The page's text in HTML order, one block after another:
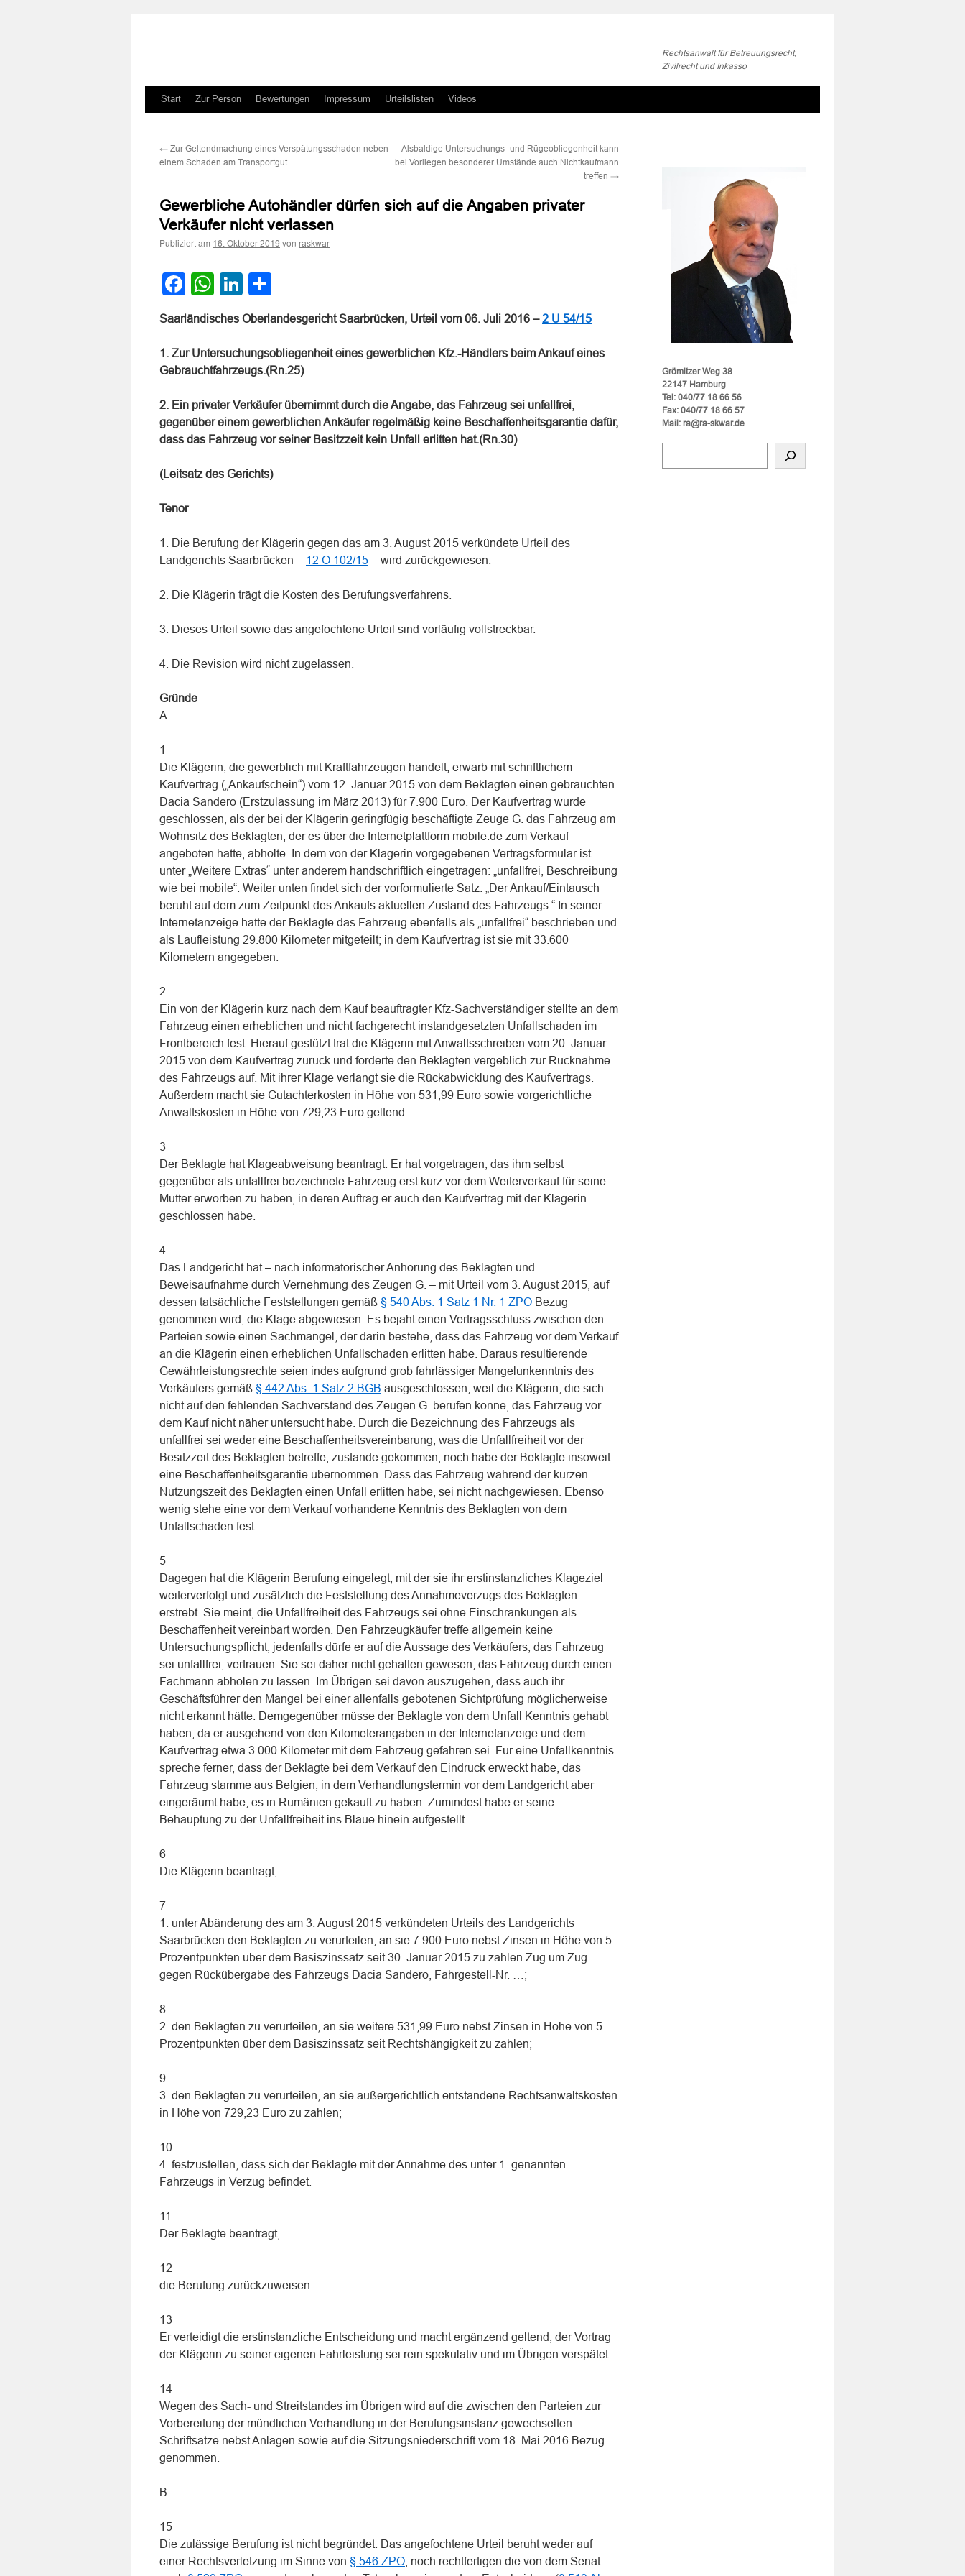
Rechtsanwalt für Betreuungsrecht,
Zivilrecht und Inkasso
Zum
springen
Start Zur Person Bewertungen Impressum Urteilslisten Videos
← Zur Geltendmachung eines Verspätungsschaden neben
einem Schaden am Transportgut
Alsbaldige Untersuchungs- und Rügeobliegenheit kann
bei Vorliegen besonderer Umstände auch Nichtkaufmann
treffen →
Gewerbliche Autohändler dürfen sich auf die Angaben privater
Verkäufer nicht verlassen
Publiziert am 16. Oktober 2019 von raskwar
Facebook
WhatsApp
LinkedIn
Saarländisches Oberlandesgericht Saarbrücken, Urteil vom 06. Juli 2016 –2 U 54/15
1. Zur Untersuchungsobliegenheit eines gewerblichen Kfz.-Händlers beim Ankauf eines
Gebrauchtfahrzeugs.(Rn.25)
2. Ein privater Verkäufer übernimmt durch die Angabe, das Fahrzeug sei unfallfrei,
gegenüber einem gewerblichen Ankäufer regelmäßig keine Beschaffenheitsgarantie dafür,
dass das Fahrzeug vor seiner Besitzzeit kein Unfall erlitten hat.(Rn.30)
(Leitsatz des Gerichts)
Tenor
1. Die Berufung der Klägerin gegen das am 3. August 2015 verkündete Urteil des
Landgerichts Saarbrücken – 12 O 102/15 – wird zurückgewiesen.
2. Die Klägerin trägt die Kosten des Berufungsverfahrens.
3. Dieses Urteil sowie das angefochtene Urteil sind vorläufig vollstreckbar.
4. Die Revision wird nicht zugelassen.
Gründe
A.
1
Die Klägerin, die gewerblich mit Kraftfahrzeugen handelt, erwarb mit schriftlichem
Kaufvertrag („Ankaufschein“) vom 12. Januar 2015 von dem Beklagten einen gebrauchten
Dacia Sandero (Erstzulassung im März 2013) für 7.900 Euro. Der Kaufvertrag wurde
geschlossen, als der bei der Klägerin geringfügig beschäftigte Zeuge G. das Fahrzeug am
Wohnsitz des Beklagten, der es über die Internetplattform mobile.de zum Verkauf
angeboten hatte, abholte. In dem von der Klägerin vorgegebenen Vertragsformular ist
unter „Weitere Extras“ unter anderem handschriftlich eingetragen: „unfallfrei, Beschreibung
wie bei mobile“. Weiter unten findet sich der vorformulierte Satz: „Der Ankauf/Eintausch
beruht auf dem zum Zeitpunkt des Ankaufs aktuellen Zustand des Fahrzeugs.“ In seiner
Internetanzeige hatte der Beklagte das Fahrzeug ebenfalls als „unfallfrei“ beschrieben und
als Laufleistung 29.800 Kilometer mitgeteilt; in dem Kaufvertrag ist sie mit 33.600
Kilometern angegeben.
2
Ein von der Klägerin kurz nach dem Kauf beauftragter Kfz-Sachverständiger stellte an dem
Fahrzeug einen erheblichen und nicht fachgerecht instandgesetzten Unfallschaden im
Frontbereich fest. Hierauf gestützt trat die Klägerin mit Anwaltsschreiben vom 20. Januar
2015 von dem Kaufvertrag zurück und forderte den Beklagten vergeblich zur Rücknahme
des Fahrzeugs auf. Mit ihrer Klage verlangt sie die Rückabwicklung des Kaufvertrags.
Außerdem macht sie Gutachterkosten in Höhe von 531,99 Euro sowie vorgerichtliche
Anwaltskosten in Höhe von 729,23 Euro geltend.
3
Der Beklagte hat Klageabweisung beantragt. Er hat vorgetragen, das ihm selbst
gegenüber als unfallfrei bezeichnete Fahrzeug erst kurz vor dem Weiterverkauf für seine
Mutter erworben zu haben, in deren Auftrag er auch den Kaufvertrag mit der Klägerin
geschlossen habe.
4
Das Landgericht hat – nach informatorischer Anhörung des Beklagten und
Beweisaufnahme durch Vernehmung des Zeugen G. – mit Urteil vom 3. August 2015, auf
dessen tatsächliche Feststellungen gemäß § 540 Abs. 1 Satz 1 Nr. 1 ZPO Bezug
genommen wird, die Klage abgewiesen. Es bejaht einen Vertragsschluss zwischen den
Parteien sowie einen Sachmangel, der darin bestehe, dass das Fahrzeug vor dem Verkauf
an die Klägerin einen erheblichen Unfallschaden erlitten habe. Daraus resultierende
Gewährleistungsrechte seien indes aufgrund grob fahrlässiger Mangelunkenntnis des
Verkäufers gemäß § 442 Abs. 1 Satz 2 BGB ausgeschlossen, weil die Klägerin, die sich
nicht auf den fehlenden Sachverstand des Zeugen G. berufen könne, das Fahrzeug vor
dem Kauf nicht näher untersucht habe. Durch die Bezeichnung des Fahrzeugs als
unfallfrei sei weder eine Beschaffenheitsvereinbarung, was die Unfallfreiheit vor der
Besitzzeit des Beklagten betreffe, zustande gekommen, noch habe der Beklagte insoweit
eine Beschaffenheitsgarantie übernommen. Dass das Fahrzeug während der kurzen
Nutzungszeit des Beklagten einen Unfall erlitten habe, sei nicht nachgewiesen. Ebenso
wenig stehe eine vor dem Verkauf vorhandene Kenntnis des Beklagten von dem
Unfallschaden fest.
5
Dagegen hat die Klägerin Berufung eingelegt, mit der sie ihr erstinstanzliches Klageziel
weiterverfolgt und zusätzlich die Feststellung des Annahmeverzugs des Beklagten
erstrebt. Sie meint, die Unfallfreiheit des Fahrzeugs sei ohne Einschränkungen als
Beschaffenheit vereinbart worden. Den Fahrzeugkäufer treffe allgemein keine
Untersuchungspflicht, jedenfalls dürfe er auf die Aussage des Verkäufers, das Fahrzeug
sei unfallfrei, vertrauen. Sie sei daher nicht gehalten gewesen, das Fahrzeug durch einen
Fachmann abholen zu lassen. Im Übrigen sei davon auszugehen, dass auch ihr
Geschäftsführer den Mangel bei einer allenfalls gebotenen Sichtprüfung möglicherweise
nicht erkannt hätte. Demgegenüber müsse der Beklagte von dem Unfall Kenntnis gehabt
haben, da er ausgehend von den Kilometerangaben in der Internetanzeige und dem
Kaufvertrag etwa 3.000 Kilometer mit dem Fahrzeug gefahren sei. Für eine Unfallkenntnis
spreche ferner, dass der Beklagte bei dem Verkauf den Eindruck erweckt habe, das
Fahrzeug stamme aus Belgien, in dem Verhandlungstermin vor dem Landgericht aber
eingeräumt habe, es in Rumänien gekauft zu haben. Zumindest habe er seine
Behauptung zu der Unfallfreiheit ins Blaue hinein aufgestellt.
6
Die Klägerin beantragt,
7
1. unter Abänderung des am 3. August 2015 verkündeten Urteils des Landgerichts
Saarbrücken den Beklagten zu verurteilen, an sie 7.900 Euro nebst Zinsen in Höhe von 5
Prozentpunkten über dem Basiszinssatz seit 30. Januar 2015 zu zahlen Zug um Zug
gegen Rückübergabe des Fahrzeugs Dacia Sandero, Fahrgestell-Nr. …;
8
2. den Beklagten zu verurteilen, an sie weitere 531,99 Euro nebst Zinsen in Höhe von 5
Prozentpunkten über dem Basiszinssatz seit Rechtshängigkeit zu zahlen;
9
3. den Beklagten zu verurteilen, an sie außergerichtlich entstandene Rechtsanwaltskosten
in Höhe von 729,23 Euro zu zahlen;
10
4. festzustellen, dass sich der Beklagte mit der Annahme des unter 1. genannten
Fahrzeugs in Verzug befindet.
11
Der Beklagte beantragt,
12
die Berufung zurückzuweisen.
13
Er verteidigt die erstinstanzliche Entscheidung und macht ergänzend geltend, der Vortrag
der Klägerin zu seiner eigenen Fahrleistung sei rein spekulativ und im Übrigen verspätet.
14
Wegen des Sach- und Streitstandes im Übrigen wird auf die zwischen den Parteien zur
Vorbereitung der mündlichen Verhandlung in der Berufungsinstanz gewechselten
Schriftsätze nebst Anlagen sowie auf die Sitzungsniederschrift vom 18. Mai 2016 Bezug
genommen.
B.
15
Die zulässige Berufung ist nicht begründet. Das angefochtene Urteil beruht weder auf
einer Rechtsverletzung im Sinne von § 546 ZPO , noch rechtfertigen die von dem Senat
Grömitzer Weg 38
22147 Hamburg
Tel: 040/77 18 66 56
Fax: 040/77 18 66 57
Mail: ra@ra-skwar.de